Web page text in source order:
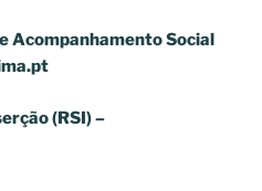
Acompanhamento Social
(RSI) –